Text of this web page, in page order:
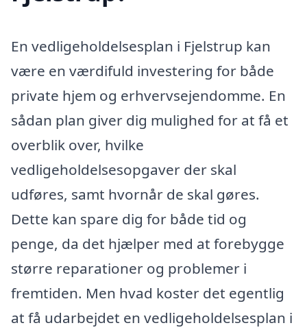
En vedligeholdelsesplan i Fjelstrup kan
være en værdifuld investering for både
private hjem og erhvervsejendomme. En
sådan plan giver dig mulighed for at få et
overblik over, hvilke
vedligeholdelsesopgaver der skal
udføres, samt hvornår de skal gøres.
Dette kan spare dig for både tid og
penge, da det hjælper med at forebygge
større reparationer og problemer i
fremtiden. Men hvad koster det egentlig
at få udarbejdet en vedligeholdelsesplan i